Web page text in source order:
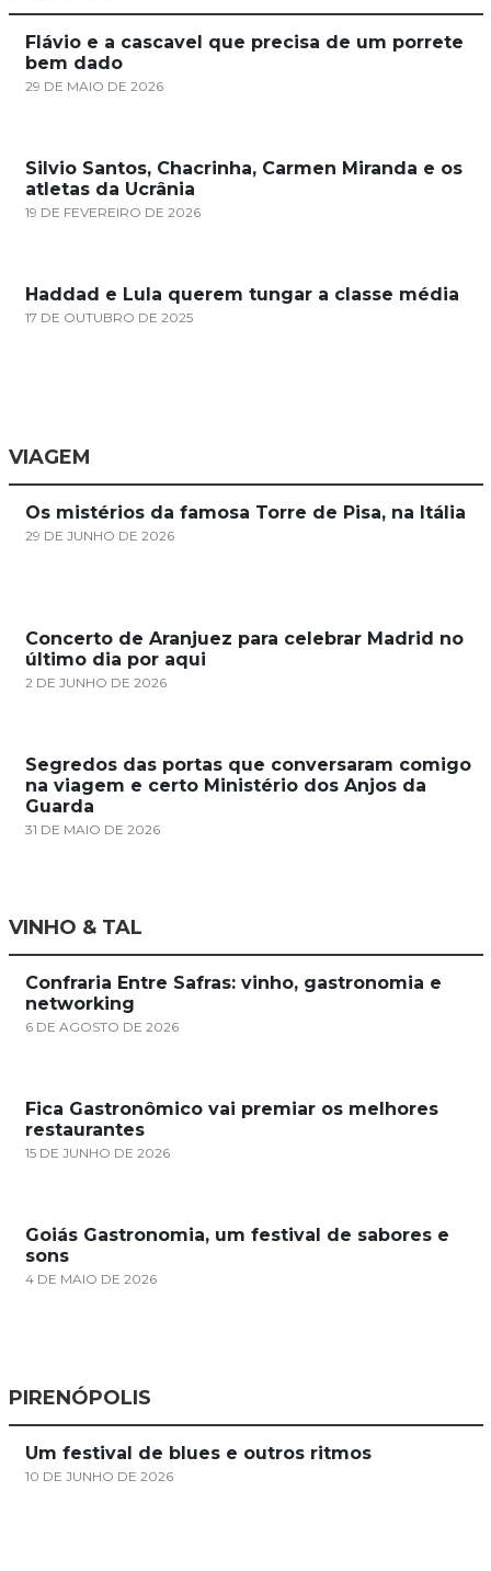
Flávio e a cascavel que precisa de um porrete
bem dado
29 DE MAIO DE 2026
Silvio Santos, Chacrinha, Carmen Miranda e os
atletas da Ucrânia
19 DE FEVEREIRO DE 2026
Haddad e Lula querem tungar a classe média
17 DE OUTUBRO DE 2025
VIAGEM
Os mistérios da famosa Torre de Pisa, na Itália
29 DE JUNHO DE 2026
Concerto de Aranjuez para celebrar Madrid no
último dia por aqui
2 DE JUNHO DE 2026
Segredos das portas que conversaram comigo
na viagem e certo Ministério dos Anjos da
Guarda
31 DE MAIO DE 2026
VINHO & TAL
Confraria Entre Safras: vinho, gastronomia e
networking
6 DE AGOSTO DE 2026
Fica Gastronômico vai premiar os melhores
restaurantes
15 DE JUNHO DE 2026
Goiás Gastronomia, um festival de sabores e
sons
4 DE MAIO DE 2026
PIRENÓPOLIS
Um festival de blues e outros ritmos
10 DE JUNHO DE 2026